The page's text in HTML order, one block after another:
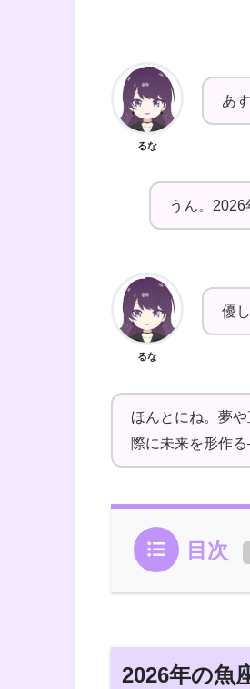
るな
あ
うん。2026
るな
優
ほんとにね。夢
際に未来を形作
目次
2026年の魚